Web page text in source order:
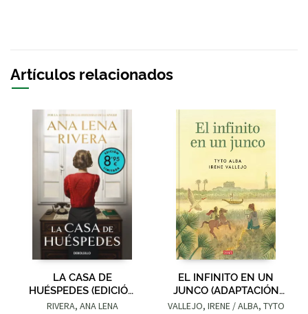
Artículos relacionados
LA CASA DE
HUÉSPEDES (EDICIÓN
LIMITADA · VERANO)
RIVERA, ANA LENA
EL INFINITO EN UN
JUNCO (ADAPTACIÓN
GRÁFICA)
VALLEJO, IRENE / ALBA, TYTO